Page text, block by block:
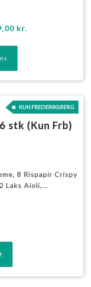
kr.
KUN FREDERIKSBERG
stk (Kun Frb)
8 Rispapir Crispy
Laks Aioli,...